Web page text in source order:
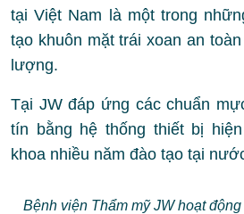
tại Việt Nam là một trong
tạo khuôn mặt trái xoan an
lượng.
Tại JW đáp ứng các chuẩn
tín bằng hệ thống thiết bị
khoa nhiều năm đào tạo tại
Bệnh viện Thẩm mỹ JW hoạt